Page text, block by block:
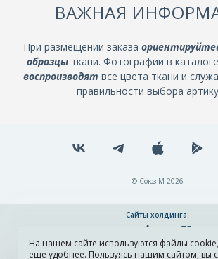
ВАЖНАЯ
При размещении заказа
образцыткани. Фотографии в каталоге
воспроизводят все цвета ткани и
правильности выбора
© Союз-М 2026
Сайты холдинга:
Разработка и поддержка
На нашем сайте используются файлы
еще удобнее. Пользуясь нашим сайтом, вы